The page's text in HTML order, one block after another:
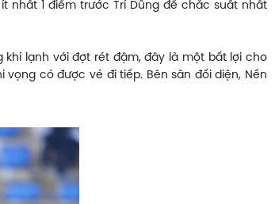
1 điểm trước Trí Dũng để chắc suất nhất
lạnh với đợt rét đậm, đây là một bất lợi cho
có được vé đi tiếp. Bên sân đối diện, Nền